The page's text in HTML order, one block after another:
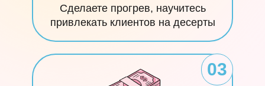
Сделаете прогрев, научитесь
привлекать клиентов на десерты
03